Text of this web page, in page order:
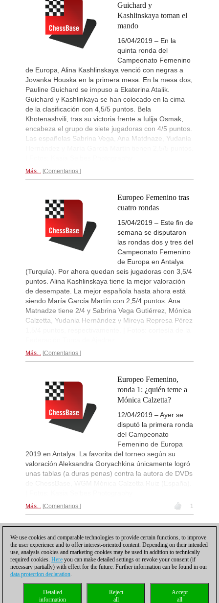
GCT Saint Louis Blitz 2026
Round 9 now live
New Opening Trend
Dominguez Perez -
New Opening Trend
Kuzubov - Gagic (D50)
New Opening Trend
Keymer - So (C84)
Interesting Novelty
Sindarov - Dominguez Perez (C54)
Liang - Giri (B92)
New Opening Trend
Interesting Novelty
Tabatabaei - Deac (E20)
New Opening Trend
New Opening Trend
Sindarov - Van Foreest (C50)
17h
New Opening Trend
Caruana - So (D12)
Interesting Novelty
Tabatabaei - Deac (E20)
Turkish Second League 2026
Round 4 now live
Turkish First League 2026
53rd Sparkassen Open-A
Round 5 now live
Samant Aditya S - Makkar (C43)
New Opening Trend
Kuzubov - Rustamov (B92)
New Opening Trend
Blackburn - Jackson (E90)
New Opening Trend
Yilmaz - Ozenir (E11)
Firat - Tabatabaei (A07)
New Opening Trend
Yavuz - Ozkan (C17)
1d
New Opening Trend
Samant Aditya S - Makkar (C43)
1d
New Opening Trend
Vyval - Gavrilescu (B32)
1d
Round 9 now live
New Opening Trend
Guichard y
Kashlinskaya toman el
mando
16/04/2019 – En la
quinta ronda del
Campeonato Femenino
de Europa, Alina Kashlinskaya venció con negras a
Jovanka Houska en la primera mesa. En la mesa dos,
Pauline Guichard se impuso a Ekaterina Atalik.
Guichard y Kashlinkaya se han colocado en la cima
de la clasificación con 4,5/5 puntos. Bela
Khotenashvili, tras su victoria frente a Iulija Osmak,
encabeza el grupo de siete jugadoras con 4/5 puntos.
Las españolas Sabrina Vega, Ana Matdnaze, Yudania
Más... Comentarios
Europeo Femenino tras
cuatro rondas
15/04/2019 – Este fin de
semana se disputaron
las rondas dos y tres del
Campeonato Femenino
de Europa en Antalya
(Turquía). Por ahora quedan seis jugadoras con 3,5/4
puntos. Alina Kashlinskaya tiene la mejor valoración
de desempate. La mejor española hasta ahora está
siendo María García Martín con 2,5/4 puntos. Ana
Matnadze tiene 2/4 y Sabrina Vega Gutiérrez, Mónica
Calzetta, Yudania Hernández y Mireya Represa Pérez
Más... Comentarios
Europeo Femenino,
ronda 1: ¿quién teme a
Mónica Calzetta?
12/04/2019 – Ayer se
disputó la primera ronda
del Campeonato
Femenino de Europa
2019 en Antalya. La favorita del torneo según su
valoración Aleksandra Goryachkina únicamente logró
unas tablas (a duras penas) contra la autora de DVDs
de ChessBase, WGM Mónica Calzetta Ruiz (España).
Más... Comentarios 1
Política de privacidad |Para contactar Cookies Management
Licencias
Compliance Hotline
We use cookies and comparable technologies to provide certain functions, to improve
the user experience and to offer interest-oriented content. Depending on their intended
use, analysis cookies and marketing cookies may be used in addition to technically
required cookies. Here you can make detailed settings or revoke your consent (if
necessary partially) with effect for the future. Further information can be found in our
data protection declaration.
Accept
all
Reject
all
Detailed
information